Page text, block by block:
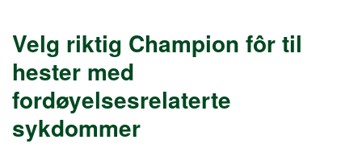
Velg riktig Champion fôr til
hester med
fordøyelsesrelaterte
sykdommer